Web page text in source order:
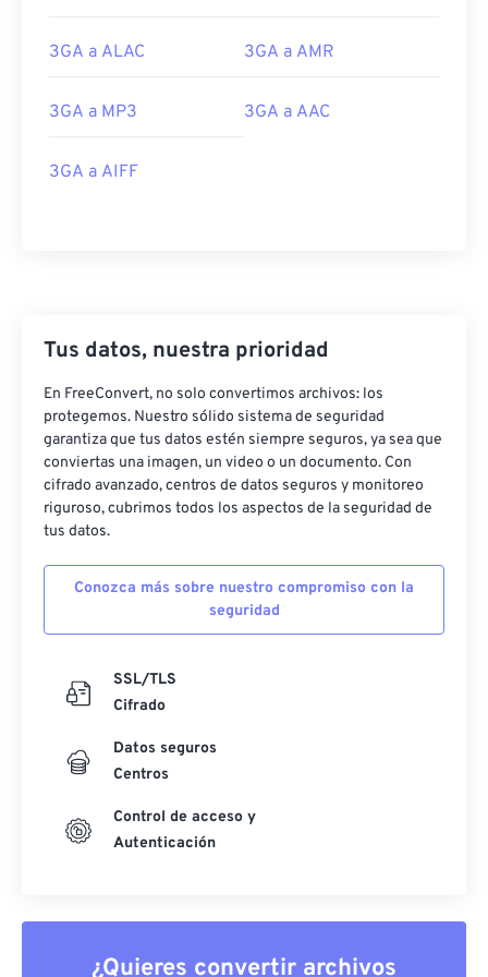
3GA a ALAC 3GA a AMR
3GA a MP3 3GA a AAC
3GA a AIFF
Tus datos, nuestra prioridad
En FreeConvert, no solo convertimos archivos: los
protegemos. Nuestro sólido sistema de seguridad
garantiza que tus datos estén siempre seguros, ya sea que
conviertas una imagen, un video o un documento. Con
cifrado avanzado, centros de datos seguros y monitoreo
riguroso, cubrimos todos los aspectos de la seguridad de
tus datos.
Conozca más sobre nuestro compromiso con la
seguridad
SSL/TLS
Cifrado
Datos seguros
Centros
Control de acceso y
Autenticación
¿Quieres convertir archivos